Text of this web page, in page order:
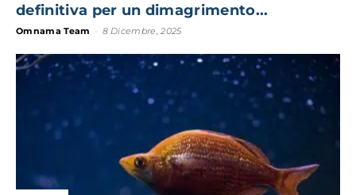
definitiva per un dimagrimento...
Omnama Team 8 Dicembre, 2025